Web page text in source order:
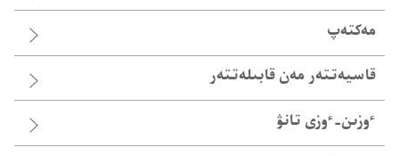
مەكتەپ
قاسيە‌تتە‌ر مە‌ن قابىلە‌تتە‌ر
ٴوزىن-‏ٴوزى تانۋ